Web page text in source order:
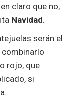
claro que no,
Navidad.
serán el
rojo, que
si